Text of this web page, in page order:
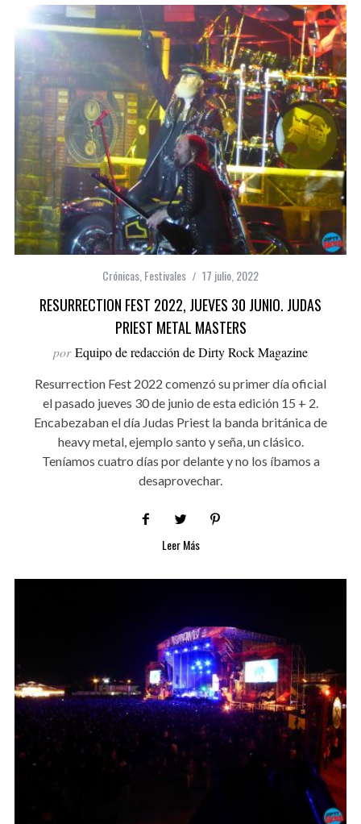
Crónicas Festivales 17 julio, 2022
RESURRECTION FEST 2022, JUEVES 30 JUNIO. JUDAS
PRIEST METAL MASTERS
por Equipo de redacción de Dirty Rock Magazine
Resurrection Fest 2022 comenzó su primer día oficial
el pasado jueves 30 de junio de esta edición 15 + 2.
Encabezaban el día Judas Priest la banda británica de
heavy metal, ejemplo santo y seña, un clásico.
Teníamos cuatro días por delante y no los íbamos a
desaprovechar.
Leer Más